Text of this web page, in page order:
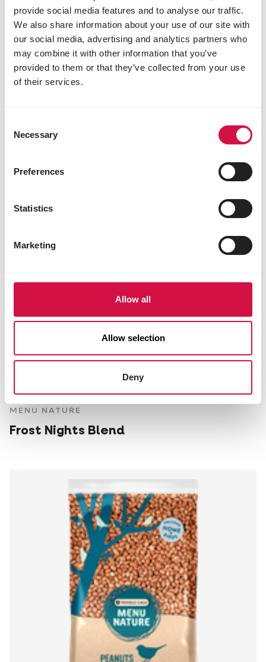
provide social media features and to analyse our traffic.
We also share information about your use of our site with
our social media, advertising and analytics partners who
may combine it with other information that you’ve
provided to them or that they’ve collected from your use
of their services.
Selection
Necessary
Preferences
Statistics
Marketing
Allow all
Allow selection
Deny
cellulosa grezza 3,0%
Altri utenti hanno visto anche:
MENU NATURE
Frost Nights Blend